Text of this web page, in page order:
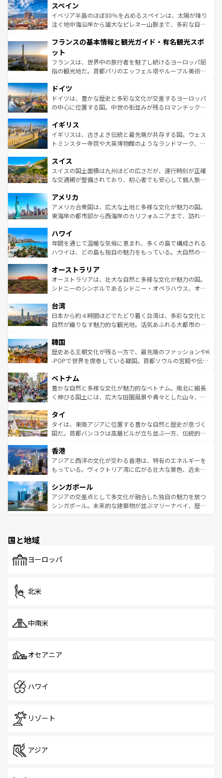
ろん、トスカーナの美しい田園風景やアマルフィ海岸の絶
景など、自然景観も見逃せない。観光の合間には、本場の
ピザやパスタなど、絶品のイタリア料理を堪能することも
ませてくれるイタリアで、忘れられない旅をしてみよう！
なお、新着のイタリア情報は
しい。
スペイン
イベリア半島のほぼ80％を占めるスペインは、太陽が降り
注ぐ地中海沿岸から雄大なピレネー山脈まで、多彩な自然
文化が根付くこの国では、情熱的なフラメンコ、熱気あふ
れる闘牛、そして美味しいタパスが生活の一部となってい
る。首都マドリードの洗練された雰囲気や、バルセロナの
アートに溢れた街角から、地方では古代ローマ遺跡や中世
せる。地方によって風土や気候が異なるスペインはその個
性で訪れる人を魅了する。 なお、新着のスペイン情報は コ
ンテンツ一覧を参照してほしい。
フランスの基本情報と観光ガイド・有名観光スポ
ット
フランスは、世界中の旅行者を魅了し続けるヨーロッパ屈
指の観光地だ。首都パリのエッフェル塔やルーブル美術館
で、幅広い魅力が詰まっている。華麗な宮殿、歴史的な大
聖堂、美しいビーチ、そして豊かな自然が、訪れる者を心
から魅了する。また、フランスは美食の国としても知ら
いる。シャンパンの発祥地であるランス、プロヴァンスの
香り高いラベンダー畑など、多彩な楽しみ方が可能だ。さ
らに、パリ以外の地域にも魅力が溢れており、どの街角に
れる地方に足を運ぶとそれぞれで全く異なる文化を体験で
きるだろう。 なお、新着のフランス情報はコンテンツ一覧
を参照してほしい。
ドイツ
ドイツは、豊かな歴史と多彩な文化が交差するヨーロッパ
の中心に位置する国。中世の街並みが残るロマンチック街
顔を持つこの国は、どこを歩いても飽きることがない。ベ
ルリンの文化的活気、バイエルン州のアルプスの絶景、そ
してライン川沿いのワイン畑といった風景は必見。ビール
は、お酒好きな人にはぜひ体験してほしい。 なお、新着の
ドイツ情報はコンテンツ一覧を参照してほしい。
イギリス
イギリスは、古きよき伝統と最先端が共存する国。ウェス
トミンスター寺院や大英博物館のようなランドマーク、歴
リアごとに異なる魅力がある。また、優雅なアフタヌーン
ティー、ビール好きにはたまらない英国パブ、サッカー観
戦など、本場だからこそできる体験も豊富。イギリスを旅
ンツ一覧を参照してほしい。
スイス
スイスの国土面積は九州ほどの広さだが、運行時刻が正確
な交通網が整備されており、初心者でも安心して個人旅行
の建物がそのまま残る町や、スイスならではのユニークな
博物館もあり、アルプス観光だけでなく町歩きも満喫する
ことができる。国民の所得が高いため物価も高いが、旅行
ば市内交通費無料で観光を楽しむこともできる。 なお、新
着のスイス情報はコンテンツ一覧 を参照してほしい。
アメリカ
アメリカ合衆国は、広大な土地と多様な文化が魅力の国。
東海岸の都市部から西海岸のカリフォルニアまで、訪れる
のような巨大都市は、観光、ショッピング、エンターテイ
ンメントが詰まった刺激的なスポットだ。一方、アメリカ
西部には大自然が広がり、グランドキャニオンやイエロー
部のニューオーリンズでは、音楽と美食が融合した独特の
文化が魅力。旅行者はアメリカの各地域で異なる魅力を楽
しみながら、その多様性と豊かな歴史を感じることができ
ならではの贅沢な旅のスタイルだ。 なお、新着のアメリカ
情報はコンテンツ一覧を参照してほしい。
ハワイ
年間を通じて温暖な気候に恵まれ、多くの島で構成される
ハワイは、どの島も独自の魅力をもっている。大自然の神
ワイ島は見逃せない。また、定番の観光地といえばオアフ
島だが、静かな自然を求めるならマウイ島やカウアイ島が
おすすめ。エメラルドグリーンに輝く海をはじめ、豊かな
れるおもてなしの心で訪れる人々を迎えてくれるハワイの
人々、おいしいローカルフードやハワイアンミュージッ
ク、伝統的なフラダンスなど、すべてがハワイの魅力を彩
ワイを、存分に味わってほしい。 なお、新着のハワイ情報
はコンテンツ一覧を参照してほしい。
オーストラリア
オーストラリアは、壮大な自然と多様な文化が魅力の国。
シドニーのシンボルであるシドニー・オペラハウス、オー
リアリーフや大陸中央部にそびえるウルル（エアーズロッ
ク）、タスマニアの美しい原生林やケアンズの熱帯雨林な
ど、見どころがたくさん。また、カフェやワイン、オージ
いる。アクティビティも充実しており、サーフィンやダイ
ビング、ハイキングなど、アウトドア好きにはたまらな
い。オーストラリアの多彩な魅力を存分に味わいつくそ
参照してほしい。
台湾
日本から約４時間ほどでたどり着く台湾は、多彩な文化と
自然が織りなす魅力的な観光地。活気あふれる大都市の台
ン）、静ひつな山岳地帯である台湾東部など、都市の喧騒
と山間の静けさが共存しており、訪れる人に新しい発見と
驚きをもたらしてくれる。また、奥深い台湾の食文化も魅
容にもいいと評判のスイーツなど、バラエティ豊かな料理
が味わえる。 なお、新着の台湾情報は コンテンツ一覧を参
照してほしい。
韓国
歴史ある王朝文化が残る一方で、最先端のファッションやK
-POPで世界を席巻している韓国。首都ソウルの宮殿や伝統
き、地方に足を延ばせば四季折々の自然美を楽しむことが
できる。そして、キムチや焼肉、絶品のストリートフード
まで、さまざまな韓国料理が待っている。夜には、韓国な
リティに包まれながら、韓国の多彩な魅力を心ゆくまで味
わってみてほしい。 なお、新着の韓国情報はコンテンツ一
覧を参照してほしい。
ベトナム
豊かな自然と多様な文化が魅力的なベトナム。南北に細長
く伸びる国土には、広大な田園風景や青々とした山々、世
急速な発展と共に伝統が息づく。ハノイの古い町並みやホ
ーチミン市のフランス統治時代の建物も、独特の雰囲気を
醸し出している。また、バラエティの豊かさとおいしさで
とつ。フォーやバインミー、ベトナムコーヒーなどは、ぜ
ひ現地で味わいたい。どの地域を訪れてもあたたかい人々
が旅行者を迎えてくれるので、きっと忘れられない旅にな
参照してほしい。
タイ
タイは、東南アジアに位置する豊かな自然と歴史が息づく
国だ。首都バンコクは高層ビルが立ち並ぶ一方、伝統的な
の活気が交差している。北部ではチェンマイなどの山岳地
帯で自然と触れ合い、南部ではプーケットやクラビの美し
いビーチでリゾート気分を楽しむことができる。タイ料理
激する。気候は一年中温暖で、どの季節にも異なる楽しみ
が待っている。親しみやすいタイの人々、仏教を中心とし
た文化、そして多様な観光資源が、訪れる旅人を魅了し続
香港
アジアと西洋の文化が交わる香港は、特有のエネルギーを
もっている。ヴィクトリア湾に広がる壮大な景色、近未来
み、どこを訪れても感動するはず。観光スポットが密集し
ており、効率よく見どころを回れるのも魅力。息をのむよ
うな絶景から文化的な体験まで、香港を存分に楽しみ尽く
シンガポール
アジアの交差点として多文化が融合した独自の魅力を放つ
シンガポール。未来的な建築物が並ぶマリーナベイ、歴史
で、ホーカーズは地元の風情を楽しめる外せないスポット
国と地域
ヨーロッパ
北米
中南米
オセアニア
ハワイ
リゾート
アジア